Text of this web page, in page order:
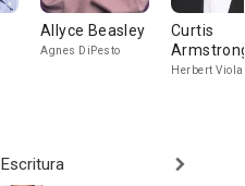
Allyce Beasley
Agnes DiPesto
Curtis
Herbert Viola
Escritura